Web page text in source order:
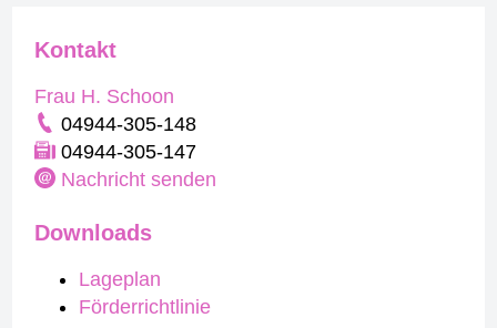
Kontakt
Frau H. Schoon
04944-305-148
04944-305-147
Nachricht senden
Downloads
Lageplan
Förderrichtlinie